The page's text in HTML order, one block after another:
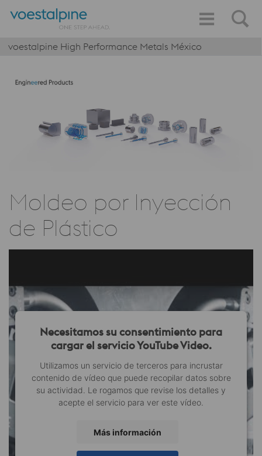
voestalpine High Performance Metals México
Moldeo por Inyección
de Plástico
Necesitamos su consentimiento para
cargar el servicio YouTube Video.
Utilizamos un servicio de terceros para incrustar
contenido de vídeo que puede recopilar datos sobre
su actividad. Le rogamos que revise los detalles y
acepte el servicio para ver este vídeo.
Más información